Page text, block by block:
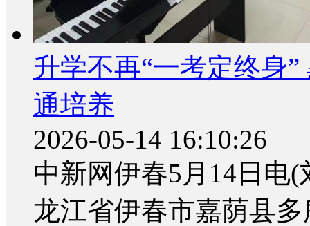
升学不再“一考定终身
通培养
2026-05-14 16:10:26
中新网伊春5月14日电
龙江省伊春市嘉荫县